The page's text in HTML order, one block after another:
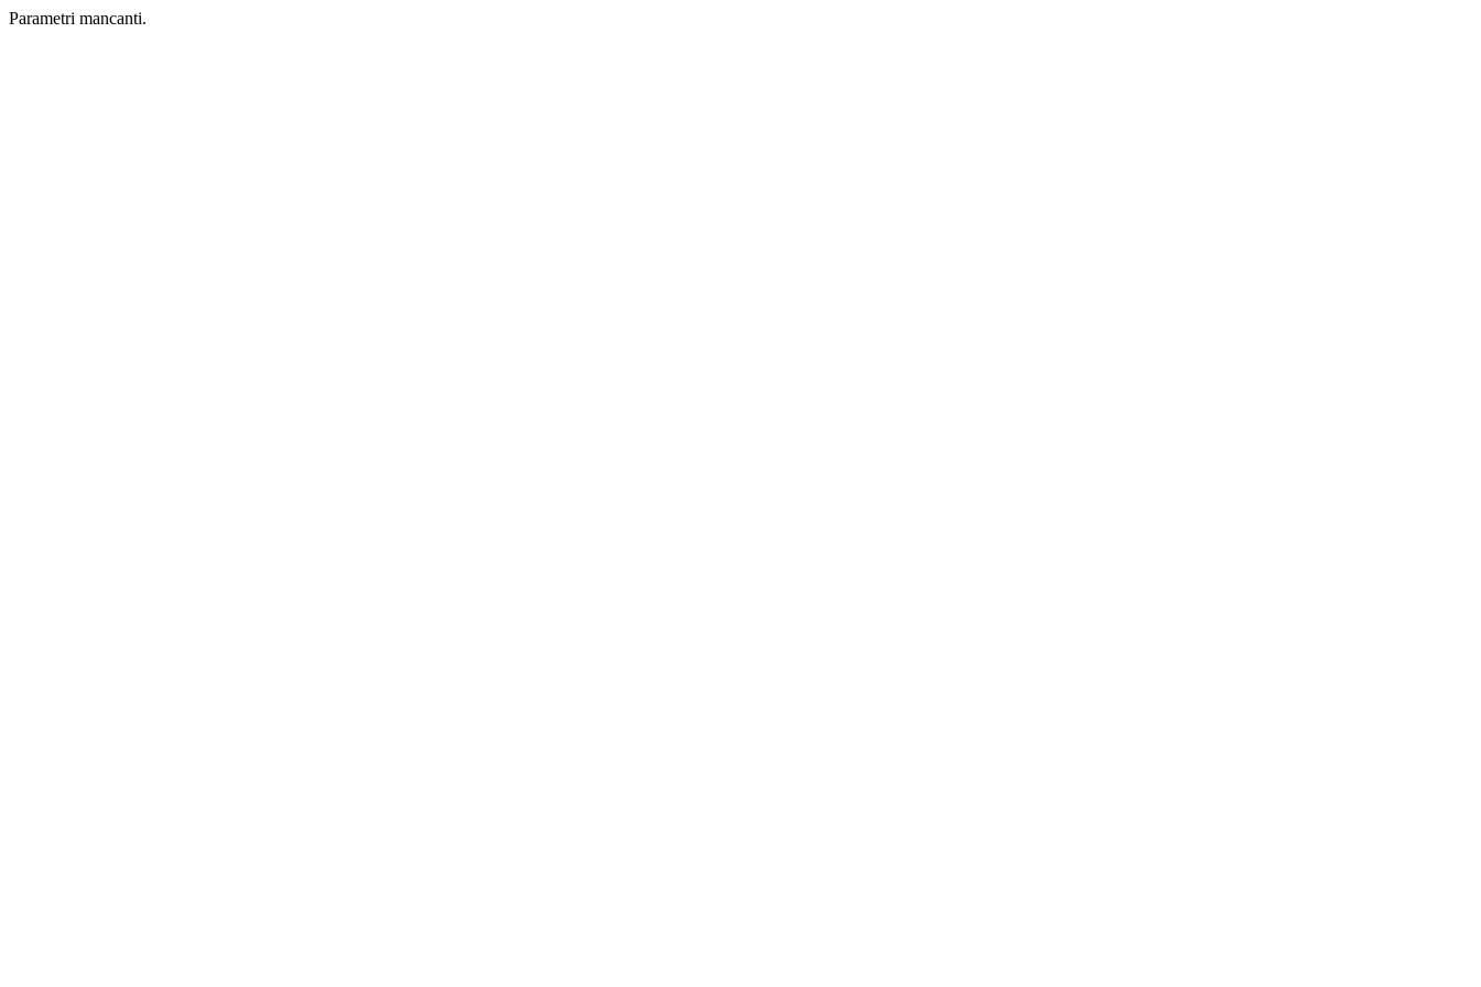
Parametri mancanti.